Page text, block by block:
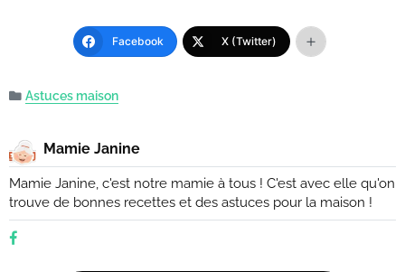
Facebook X (Twitter)
Astuces maison
Mamie Janine
Mamie Janine, c'est notre mamie à tous ! C'est avec elle qu'on
trouve de bonnes recettes et des astuces pour la maison !